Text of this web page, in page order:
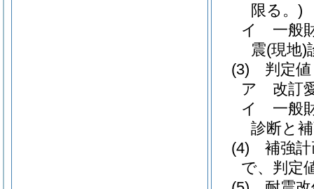
限る。)
イ
一般
震(現地)
(3)
判定
ア
改訂
イ
一般
診断と
(4)
補強
で、判定